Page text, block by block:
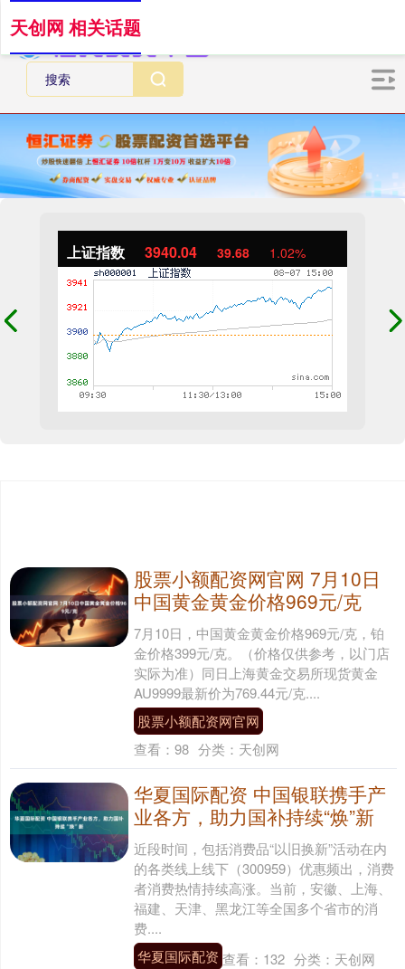
上证指数 3940.04 39.68 1.02%
天创网 相关话题
股票小额配资网官网 7月10日
中国黄金黄金价格969元/克
7月10日，中国黄金黄金价格969元/克，铂
金价格399元/克。（价格仅供参考，以门店
实际为准）同日上海黄金交易所现货黄金
AU9999最新价为769.44元/克....
股票小额配资网官网
查看： 98 分类： 天创网
华夏国际配资 中国银联携手产
业各方，助力国补持续“焕”新
近段时间，包括消费品“以旧换新”活动在内
的各类线上线下（300959）优惠频出，消费
者消费热情持续高涨。当前，安徽、上海、
福建、天津、黑龙江等全国多个省市的消
费....
华夏国际配资 查看： 132 分类： 天创网